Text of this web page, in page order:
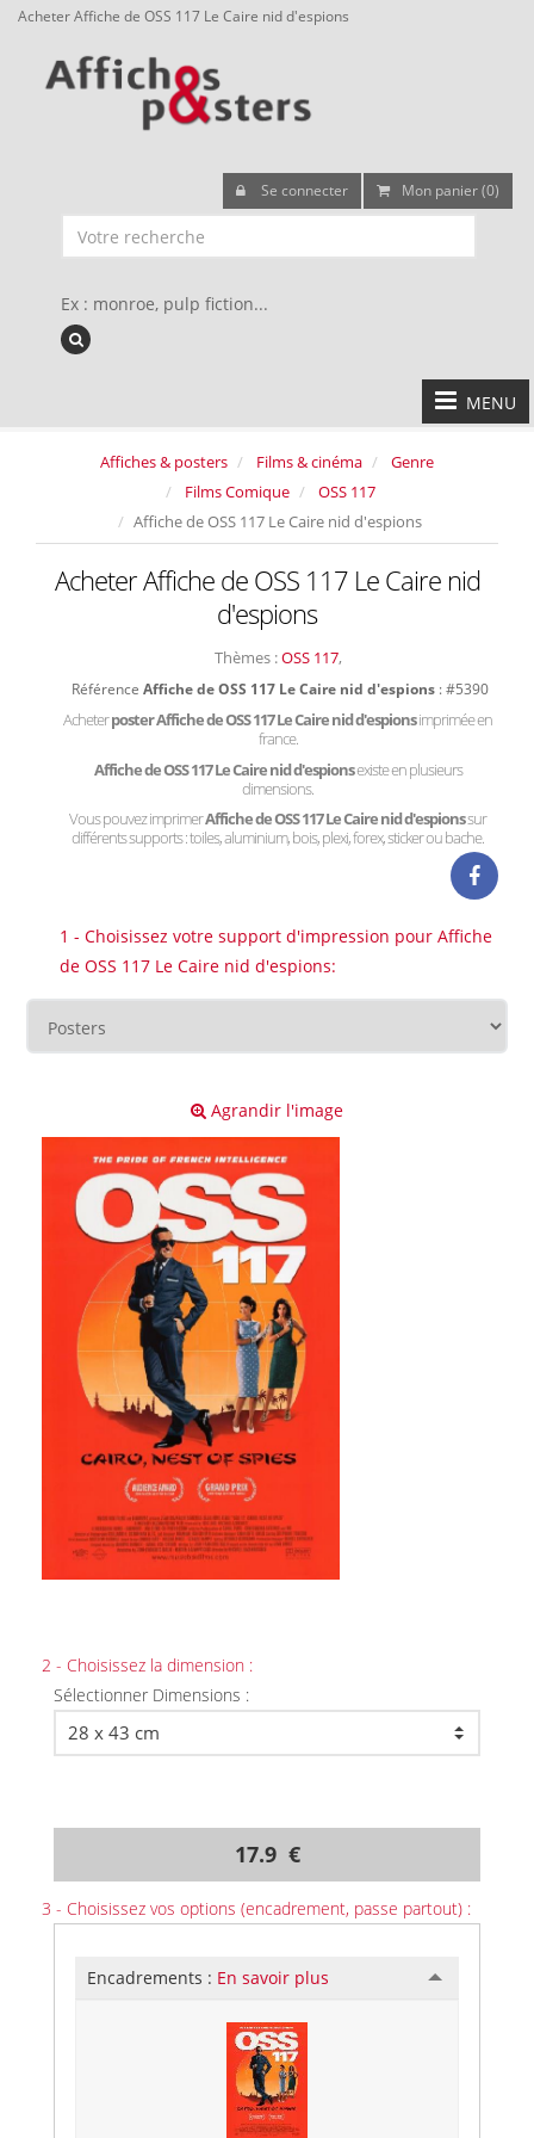
Acheter Affiche de OSS 117 Le Caire nid d'espions
Se connecter Mon panier (0)
Ex : monroe, pulp fiction...
MENU
Affiches & posters Films & cinéma
Genre
Films Comique
OSS 117
Affiche de OSS 117 Le Caire nid d'espions
Acheter Affiche de OSS 117 Le Caire nid
d'espions
Thèmes :OSS 117,
Référence Affiche de OSS 117 Le Caire nid d'espions : #5390
Acheterposter Affiche de OSS 117 Le Caire nid d'espionsimprimée en
france.
Affiche de OSS 117 Le Caire nid d'espionsexiste en plusieurs
dimensions.
Vous pouvez imprimerAffiche de OSS 117 Le Caire nid d'espionssur
différents supports : toiles, aluminium, bois, plexi, forex, sticker ou bache.
1 - Choisissez votre support d'impression pour Affiche
de OSS 117 Le Caire nid d'espions:
Agrandir l'image
2 - Choisissez la dimension :
Sélectionner Dimensions :
17.9 €
3 - Choisissez vos options (encadrement, passe partout) :
Encadrements : En savoir plus